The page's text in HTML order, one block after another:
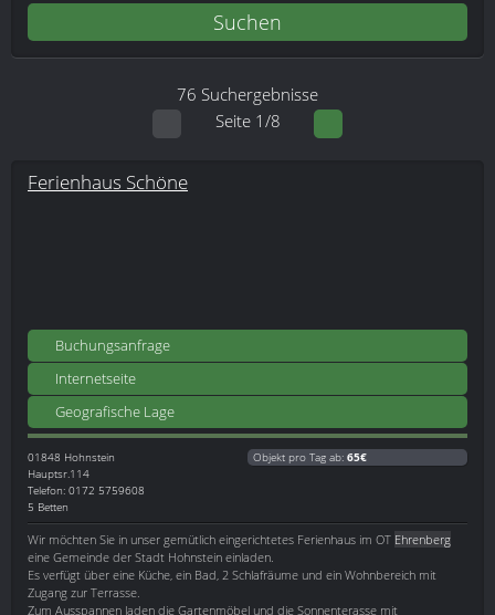
76 Suchergebnisse
Seite 1/8
Ferienhaus Schöne
Buchungsanfrage
Internetseite
Geografische Lage
01848 Hohnstein
Hauptsr.114
Telefon: 0172 5759608
5 Betten
Objekt pro Tag ab: 65€
Wir möchten Sie in unser gemütlich eingerichtetes Ferienhaus im OT Ehrenberg
eine Gemeinde der Stadt Hohnstein einladen.
Es verfügt über eine Küche, ein Bad, 2 Schlafräume und ein Wohnbereich mit
Zugang zur Terrasse.
Zum Ausspannen laden die Gartenmöbel und die Sonnenterasse mit